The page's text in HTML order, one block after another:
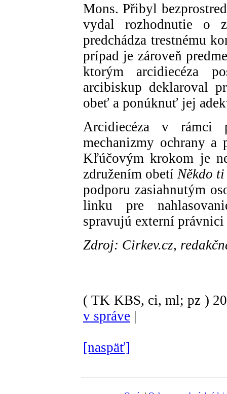
Mons. Přibyl
vydal rozhodnutie o
predchádza trestnému
prípad je zároveň
ktorým arcidiecéza
arcibiskup deklaroval
obeť a ponúknuť jej
Arcidiecéza v rámci
mechanizmy ochrany a
Kľúčovým krokom je
združením obetí Někdo
podporu zasiahnutým
linku pre
spravujú externí
Zdroj: Cirkev.cz,
( TK KBS, ci, ml; pz )
v správe |
[naspäť]